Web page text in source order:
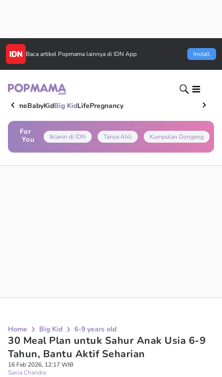
Baca artikel Popmama lainnya di IDN App Install
HomeBabyKidBig KidLifePregnancy
For
You
Iklanin di IDN Tanya Ahli Kumpulan Dongeng
Home Big Kid 6-9 years old
30 Meal Plan untuk Sahur Anak Usia 6-9
Tahun, Bantu Aktif Seharian
16 Feb 2026, 12:17 WIB
Sania Chandra